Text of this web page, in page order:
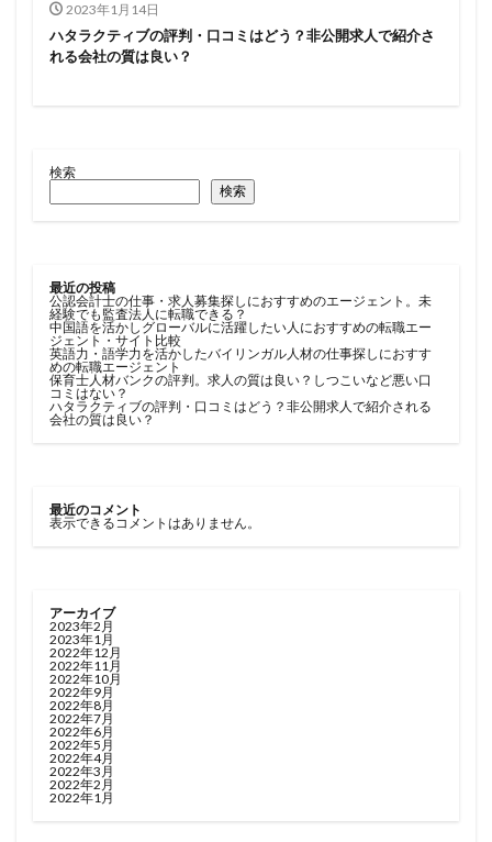
2023年1月14日
ハタラクティブの評判・口コミはどう？非公開求人で紹介さ
れる会社の質は良い？
検索
検索
最近の投稿
公認会計士の仕事・求人募集探しにおすすめのエージェント。未
経験でも監査法人に転職できる？
中国語を活かしグローバルに活躍したい人におすすめの転職エー
ジェント・サイト比較
英語力・語学力を活かしたバイリンガル人材の仕事探しにおすす
めの転職エージェント
保育士人材バンクの評判。求人の質は良い？しつこいなど悪い口
コミはない？
ハタラクティブの評判・口コミはどう？非公開求人で紹介される
会社の質は良い？
最近のコメント
表示できるコメントはありません。
アーカイブ
2023年2月
2023年1月
2022年12月
2022年11月
2022年10月
2022年9月
2022年8月
2022年7月
2022年6月
2022年5月
2022年4月
2022年3月
2022年2月
2022年1月